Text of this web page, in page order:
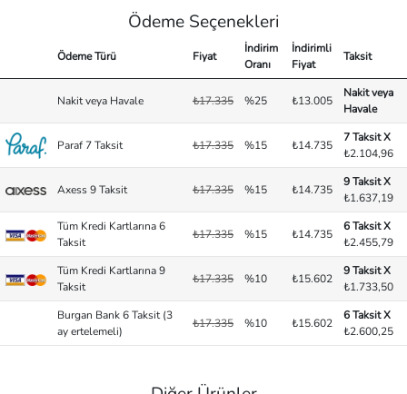
Ödeme Seçenekleri
Ödeme Türü Fiyat
İndirim
Oranı
İndirimli
Fiyat
Taksit
Nakit veya Havale ₺17.335 %25 ₺13.005
Nakit veya
Havale
Paraf 7 Taksit ₺17.335 %15 ₺14.735
7 Taksit X
₺2.104,96
Axess 9 Taksit ₺17.335 %15 ₺14.735
9 Taksit X
₺1.637,19
Tüm Kredi Kartlarına 6
Taksit
₺17.335 %15 ₺14.735
6 Taksit X
₺2.455,79
Tüm Kredi Kartlarına 9
Taksit
₺17.335 %10 ₺15.602
9 Taksit X
₺1.733,50
Burgan Bank 6 Taksit (3
ay ertelemeli)
₺17.335 %10 ₺15.602
6 Taksit X
₺2.600,25